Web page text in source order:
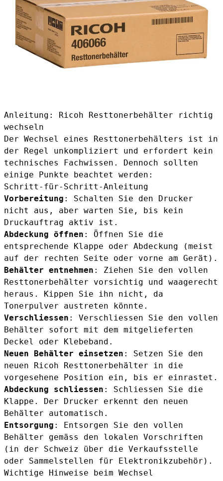
Anleitung: Ricoh Resttonerbehälter richtig
wechseln
Der Wechsel eines Resttonerbehälters ist in
der Regel unkompliziert und erfordert kein
technisches Fachwissen. Dennoch sollten
einige Punkte beachtet werden:
Schritt-für-Schritt-Anleitung
Vorbereitung : Schalten Sie den Drucker
nicht aus, aber warten Sie, bis kein
Druckauftrag aktiv ist.
Abdeckung öffnen : Öffnen Sie die
entsprechende Klappe oder Abdeckung (meist
auf der rechten Seite oder vorne am Gerät).
Behälter entnehmen : Ziehen Sie den vollen
Resttonerbehälter vorsichtig und waagerecht
heraus. Kippen Sie ihn nicht, da
Tonerpulver austreten könnte.
Verschliessen : Verschliessen Sie den vollen
Behälter sofort mit dem mitgelieferten
Deckel oder Klebeband.
Neuen Behälter einsetzen : Setzen Sie den
neuen Ricoh Resttonerbehälter in die
vorgesehene Position ein, bis er einrastet.
Abdeckung schliessen : Schliessen Sie die
Klappe. Der Drucker erkennt den neuen
Behälter automatisch.
Entsorgung : Entsorgen Sie den vollen
Behälter gemäss den lokalen Vorschriften
(in der Schweiz über die Verkaufsstelle
oder Sammelstellen für Elektronikzubehör).
Wichtige Hinweise beim Wechsel